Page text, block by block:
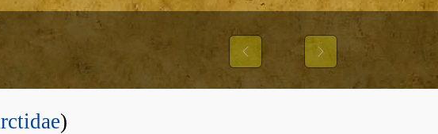
Previous Next
)